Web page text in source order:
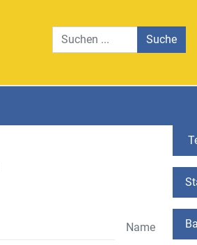
Suche
Name